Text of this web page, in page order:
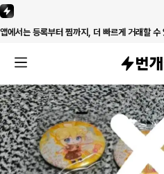
앱에서는 등록부터 찜까지, 더 빠르게 거래할 수